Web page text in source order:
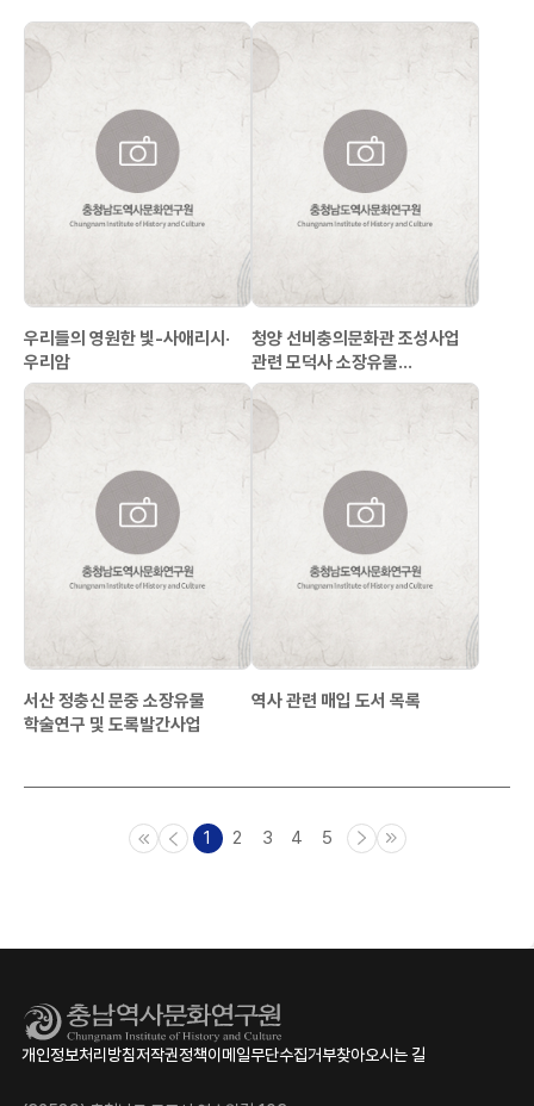
우리들의 영원한 빛-사애리시·
우리암
청양 선비충의문화관 조성사업
관련 모덕사 소장유물
기록화사업
서산 정충신 문중 소장유물
학술연구 및 도록발간사업
역사 관련 매입 도서 목록
1 2 3 4 5
개인정보처리방침저작권정책이메일무단수집거부찾아오시는 길